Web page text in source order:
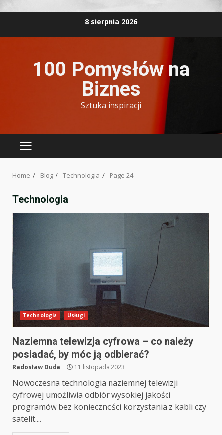
8 sierpnia 2026
100 Pomysłów na
Biznes
Sztuka inspiracji
PRIMARY
Home Blog Technologia Page 24
Technologia
Technologia Usługi
Naziemna telewizja cyfrowa – co należy
posiadać, by móc ją odbierać?
Radosław Duda 11 listopada 2023
Nowoczesna technologia naziemnej telewizji
cyfrowej umożliwia odbiór wysokiej jakości
programów bez konieczności korzystania z kabli czy
satelit....